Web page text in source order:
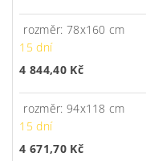
rozměr: 78x160 cm
15 dní
4 844,40 Kč
rozměr: 94x118 cm
15 dní
4 671,70 Kč